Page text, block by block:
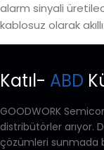
alarm sinyali
kablosuz olarak
Katıl- ABD
GOODWORK
distribütörler arıyor.
çözümleri sunmada